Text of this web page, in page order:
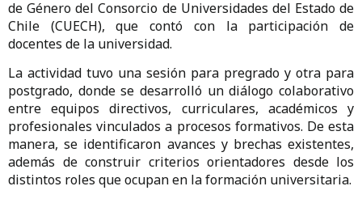
de Género del Consorcio de Universidades del Estado de
Chile (CUECH), que contó con la participación de
docentes de la universidad.
La actividad tuvo una sesión para pregrado y otra para
postgrado, donde se desarrolló un diálogo colaborativo
entre equipos directivos, curriculares, académicos y
profesionales vinculados a procesos formativos. De esta
manera, se identificaron avances y brechas existentes,
además de construir criterios orientadores desde los
distintos roles que ocupan en la formación universitaria.